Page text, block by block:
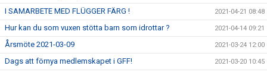
I SAMARBETE MED FLÜGGER FÄRG ! 2021-04-21 08:48
Hur kan du som vuxen stötta barn som idrottar ? 2021-04-14 09:21
Årsmöte 2021-03-09 2021-03-24 12:00
Dags att förnya medlemskapet i GFF! 2021-03-20 10:45